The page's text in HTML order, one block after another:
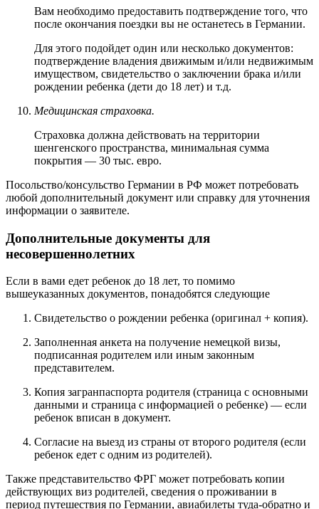
Вам необходимо предоставить подтверждение того, что
после окончания поездки вы не останетесь в Германии.
Для этого подойдет один или несколько документов:
подтверждение владения движимым и/или недвижимым
имуществом, свидетельство о заключении брака и/или
рождении ребенка (дети до 18 лет) и т.д.
Медицинская страховка.
Страховка должна действовать на территории
шенгенского пространства, минимальная сумма
покрытия — 30 тыс. евро.
Посольство/консульство Германии в РФ может потребовать
любой дополнительный документ или справку для уточнения
информации о заявителе.
Дополнительные документы для
несовершеннолетних
Если в вами едет ребенок до 18 лет, то помимо
вышеуказанных документов, понадобятся следующие
Свидетельство о рождении ребенка (оригинал + копия).
Заполненная анкета на получение немецкой визы,
подписанная родителем или иным законным
представителем.
Копия загранпаспорта родителя (страница с основными
данными и страница с информацией о ребенке) — если
ребенок вписан в документ.
Согласие на выезд из страны от второго родителя (если
ребенок едет с одним из родителей).
Также представительство ФРГ может потребовать копии
действующих виз родителей, сведения о проживании в
период путешествия по Германии, авиабилеты туда-обратно и